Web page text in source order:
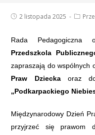
2 listopada 2025
Rada Pedagogiczna
Przedszkola
zapraszają do wspólnych
Praw Dzieckaoraz
„Podkarpackiego
Międzynarodowy Dzień
przyjrzeć się prawom